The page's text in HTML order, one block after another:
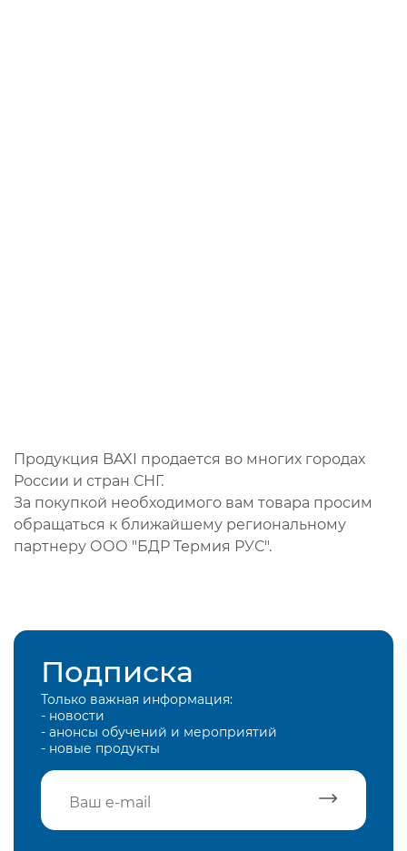
Продукция BAXI продается во многих городах
России и стран СНГ.
За покупкой необходимого вам товара просим
обращаться к ближайшему региональному
партнеру ООО "БДР Термия РУС".
Подписка
Только важная информация:
- новости
- анонсы обучений и мероприятий
- новые продукты